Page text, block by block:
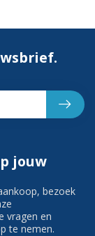
jouw
bezoek
vragen en
te nemen.